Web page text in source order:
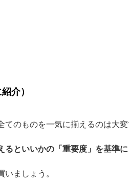
介）
のものを一気に揃えるのは大変
といいかの「重要度」を基準
ましょう。